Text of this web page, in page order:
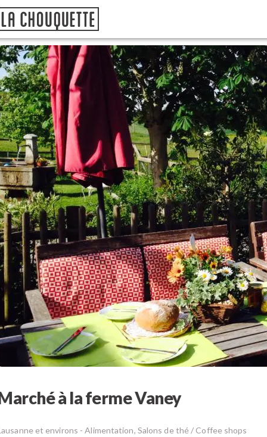
à la ferme Vaney
et environs -Alimentation, Salons de thé / Coffee shops